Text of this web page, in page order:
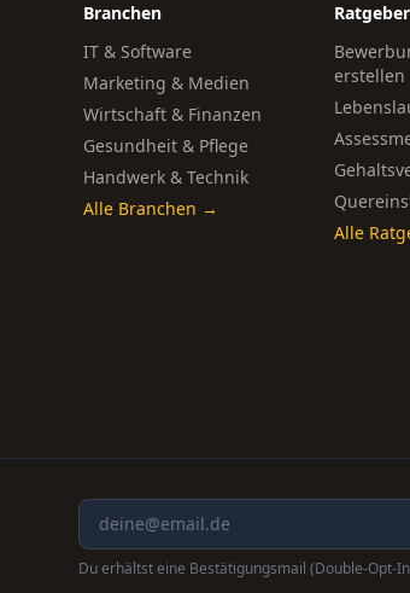
Branchen
IT & Software
Marketing & Medien
Wirtschaft & Finanzen
Gesundheit & Pflege
Handwerk & Technik
Alle Branchen →
erstellen
Alle
Du erhältst eine Bestätigungsmail (Double-Opt-